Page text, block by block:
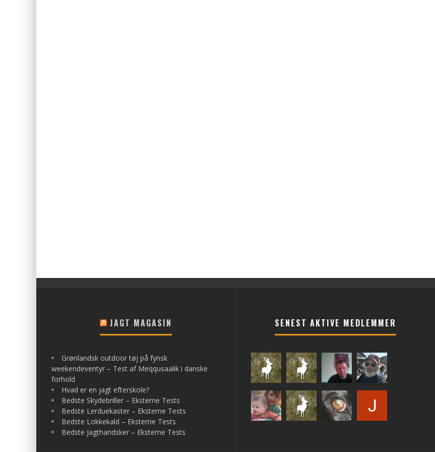
JAGT MAGASIN
Grønlandsk outdoor tøj på fynsk
weekendeventyr – Test af Meqqusaalik i danske
forhold
Hvad er en jagt efterskole?
Bedste Skydebriller – Eksterne Tests
Bedste Lerduekaster – Eksterne Tests
Bedste Lokkekald – Eksterne Tests
Bedste Jagthandsker – Eksterne Tests
SENEST AKTIVE MEDLEMMER